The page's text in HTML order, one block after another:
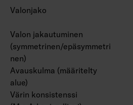
Valonjako
Valon jakautuminen
(symmetrinen/epäsymmetri
nen)
Avauskulma (määritelty
alue)
Värin konsistenssi